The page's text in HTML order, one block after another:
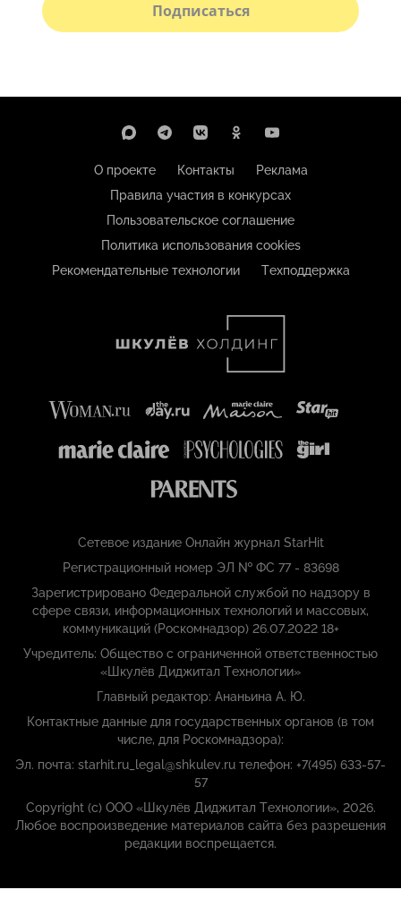
Подписаться
О проекте Контакты
Реклама
Правила участия в конкурсах
Пользовательское соглашение
Политика использования cookies
Рекомендательные технологии
Техподдержка
Сетевое издание Онлайн журнал StarHit
Регистрационный номер ЭЛ № ФС 77 - 83698
Зарегистрировано Федеральной службой по надзору в
сфере связи, информационных технологий и массовых,
коммуникаций (Роскомнадзор) 26.07.2022 18+
Учредитель: Общество с ограниченной ответственностью
«Шкулёв Диджитал Технологии»
Главный редактор: Ананьина А. Ю.
Контактные данные для государственных органов (в том
числе, для Роскомнадзора):
Эл. почта: starhit.ru_legal@shkulev.ru телефон: +7(495) 633-57-
57
Copyright (с) ООО «Шкулёв Диджитал Технологии», 2026.
Любое воспроизведение материалов сайта без разрешения
редакции воспрещается.